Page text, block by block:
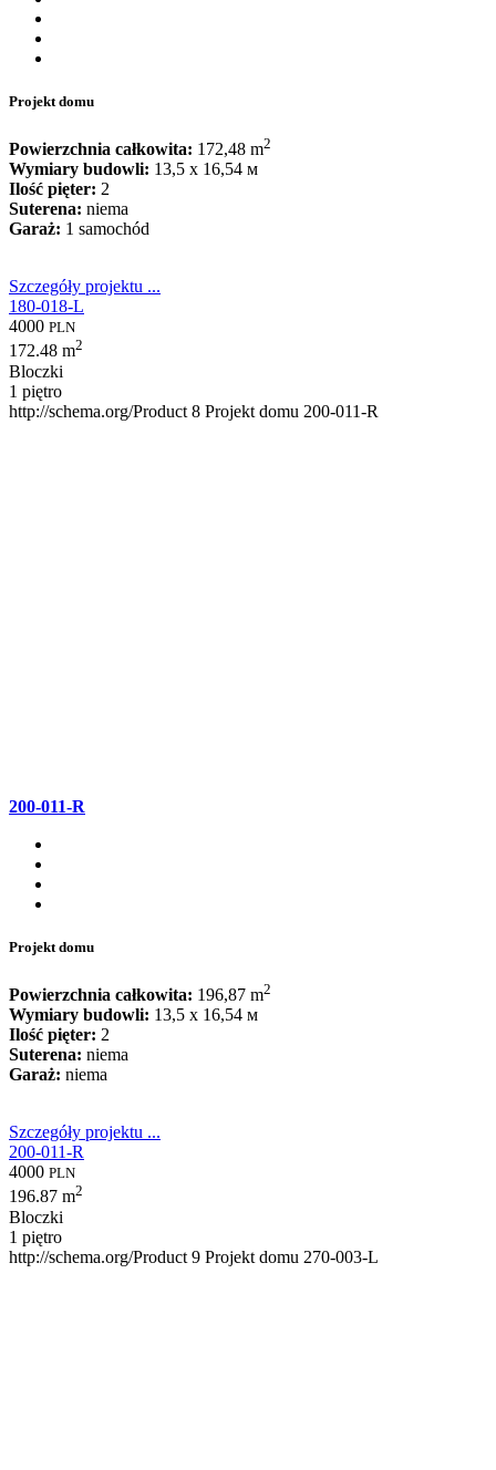
Projekt domu
Powierzchnia całkowita: 172,48 m2
Wymiary budowli: 13,5 x 16,54 м
Ilość pięter: 2
Suterena: niema
Garaż: 1 samochód
Szczegóły projektu ...
180-018-L
4000 PLN
172.48 m2
Bloczki
1 piętro
http://schema.org/Product 8 Projekt domu 200-011-R
200-011-R
Projekt domu
Powierzchnia całkowita: 196,87 m2
Wymiary budowli: 13,5 x 16,54 м
Ilość pięter: 2
Suterena: niema
Garaż: niema
Szczegóły projektu ...
200-011-R
4000 PLN
196.87 m2
Bloczki
1 piętro
http://schema.org/Product 9 Projekt domu 270-003-L